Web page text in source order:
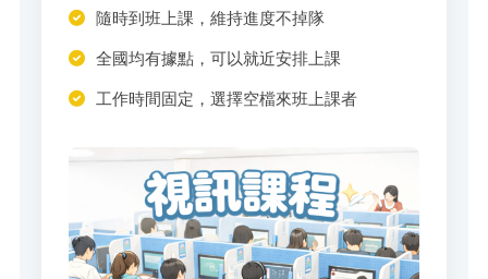
隨時到班上課，維持進度不掉隊
全國均有據點，可以就近安排上課
工作時間固定，選擇空檔來班上課者